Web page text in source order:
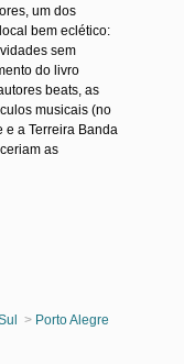
um dos
bem eclético:
sem
do livro
beats, as
musicais (no
e a Terreira Banda
as
> Porto Alegre